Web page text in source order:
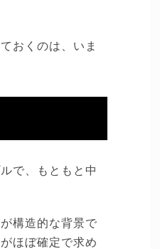
おくのは、いま
で、もともと中
構造的な背景で
ほぼ確定で求め